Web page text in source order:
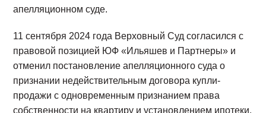
апелляционном суде.
11 сентября 2024 года Верховный Суд согласился с
правовой позицией ЮФ «Ильяшев и Партнеры» и
отменил постановление апелляционного суда о
признании недействительным договора купли-
продажи с одновременным признанием права
собственности на квартиру и установлением ипотеки,